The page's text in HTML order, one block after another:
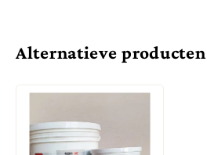
Alternatieve producten